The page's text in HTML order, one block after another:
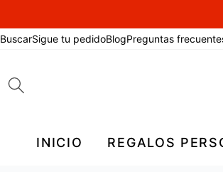
BuscarSigue tu pedidoBlogPreguntas
INICIO REGALOS